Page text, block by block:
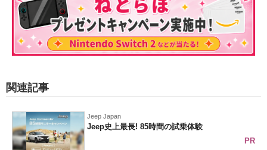
関連記事
Jeep Japan
Jeep史上最長! 85時間の試乗体験
PR